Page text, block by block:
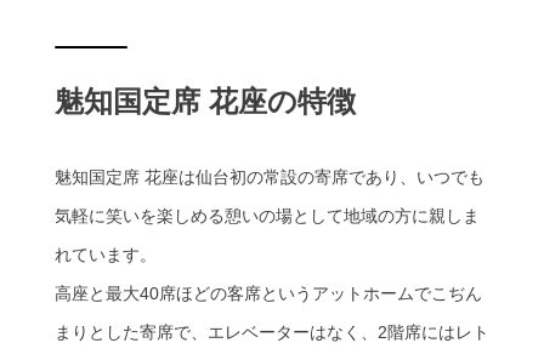
魅知国定席 花座の特徴
魅知国定席 花座は仙台初の常設の寄席であり、いつでも
気軽に笑いを楽しめる憩いの場として地域の方に親しま
れています。
高座と最大40席ほどの客席というアットホームでこぢん
まりとした寄席で、エレベーターはなく、2階席にはレト